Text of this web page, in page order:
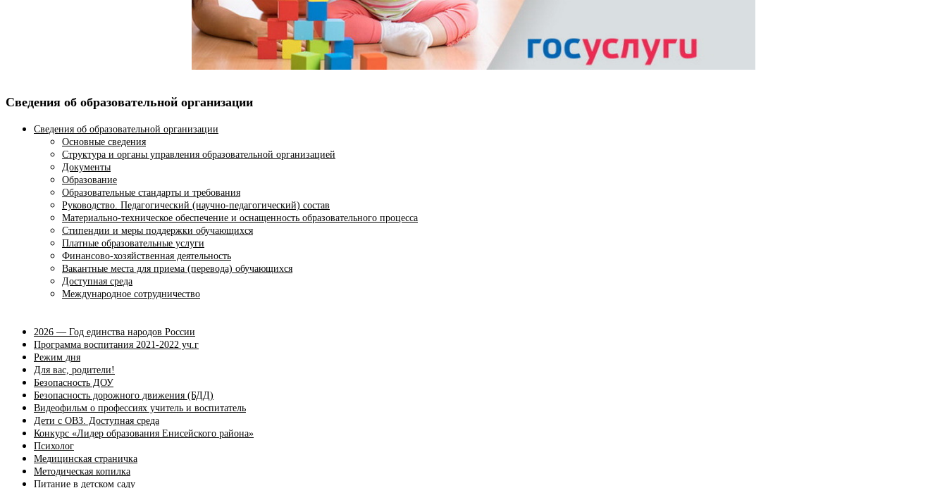
Сведения об образовательной организации
Сведения об образовательной организации
Основные сведения
Структура и органы управления образовательной организацией
Документы
Образование
Образовательные стандарты и требования
Руководство. Педагогический (научно-педагогический) состав
Материально-техническое обеспечение и оснащенность образовательного процесса
Стипендии и меры поддержки обучающихся
Платные образовательные услуги
Финансово-хозяйственная деятельность
Вакантные места для приема (перевода) обучающихся
Доступная среда
Международное сотрудничество
2026 — Год единства народов России
Программа воспитания 2021-2022 уч.г
Режим дня
Для вас, родители!
Безопасность ДОУ
Безопасность дорожного движения (БДД)
Видеофильм о профессиях учитель и воспитатель
Дети с ОВЗ. Доступная среда
Конкурс «Лидер образования Енисейского района»
Психолог
Медицинская страничка
Методическая копилка
Питание в детском саду